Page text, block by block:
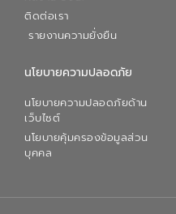
ติดต่อเรา
รายงานความยั่งยืน
นโยบายความปลอดภัย
นโยบายความปลอดภัยด้าน
เว็บไซต์
นโยบายคุ้มครองข้อมูลส่วน
บุคคล